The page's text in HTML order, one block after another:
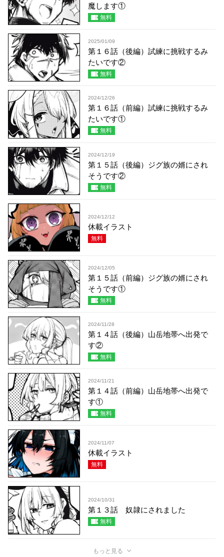
魔します①
無料
2025/01/09
第１６話（後編）試練に挑戦するみ
たいです②
無料
2024/12/26
第１６話（前編）試練に挑戦するみ
たいです①
無料
2024/12/19
第１５話（後編）ジグ族の婿にされ
そうです②
無料
2024/12/12
休載イラスト
無料
2024/12/05
第１５話（前編）ジグ族の婿にされ
そうです①
無料
2024/11/28
第１４話（後編）山岳地帯へ出発で
す②
無料
2024/11/21
第１４話（前編）山岳地帯へ出発で
す①
無料
2024/11/07
休載イラスト
無料
2024/10/31
第１３話 奴隷にされました
無料
もっと見る